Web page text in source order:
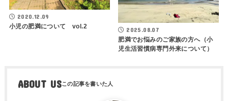
2020.12.09
小児の肥満について vol.2 2025.08.07
肥満でお悩みのご家族の方へ（小
児生活習慣病専門外来について）
ABOUT US